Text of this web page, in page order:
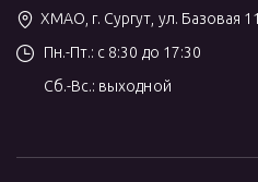
ХМАО, г. Сургут, ул. Базовая
Пн.-Пт.: с 8:30 до 17:30
Сб.-Вс.: выходной